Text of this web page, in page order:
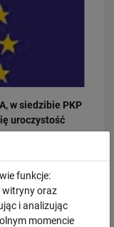
w siedzibie PKP
uroczystość
w ramach
linii
Etap I.
przez
funkcje:
oraz
i analizując
momencie